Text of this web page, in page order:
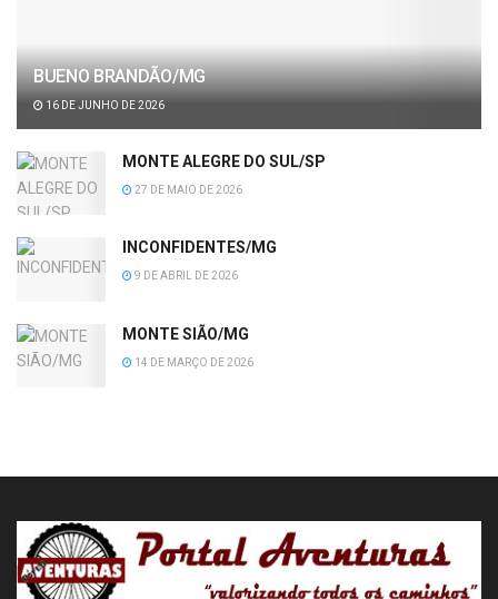
BUENO BRANDÃO/MG
16 DE JUNHO DE 2026
MONTE ALEGRE DO SUL/SP
27 DE MAIO DE 2026
INCONFIDENTES/MG
9 DE ABRIL DE 2026
MONTE SIÃO/MG
14 DE MARÇO DE 2026